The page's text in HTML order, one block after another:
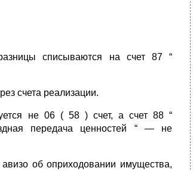
списываются на счет 87 “
счета реализации.
не 06 ( 58 ) счет, а счет 88 “
передача ценностей “ — не
об оприходовании имущества,